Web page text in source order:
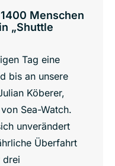
Menschen
„Shuttle
Tag eine
bis an unsere
Köberer,
Sea-Watch.
unverändert
Überfahrt
drei